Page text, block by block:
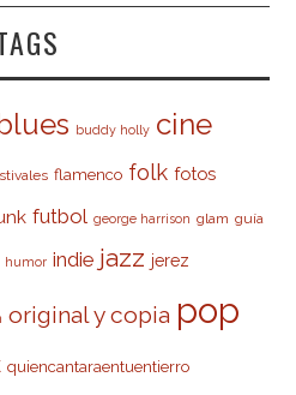
buddy holly cine
flamenco folk fotos
futbol george harrison glam guía
humor indie jazz jerez
original y copia pop
quiencantaraentuentierro